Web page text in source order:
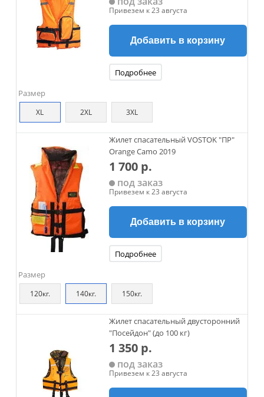
Привезем к 23 августа
Добавить в корзину
Подробнее
Размер
XL 2XL 3XL
Жилет спасательный VOSTOK "ПР"
Orange Camo 2019
1 700 р.
под заказ
Привезем к 23 августа
Добавить в корзину
Подробнее
Размер
120кг. 140кг. 150кг.
Жилет спасательный двусторонний
"Посейдон" (до 100 кг)
1 350 р.
под заказ
Привезем к 23 августа